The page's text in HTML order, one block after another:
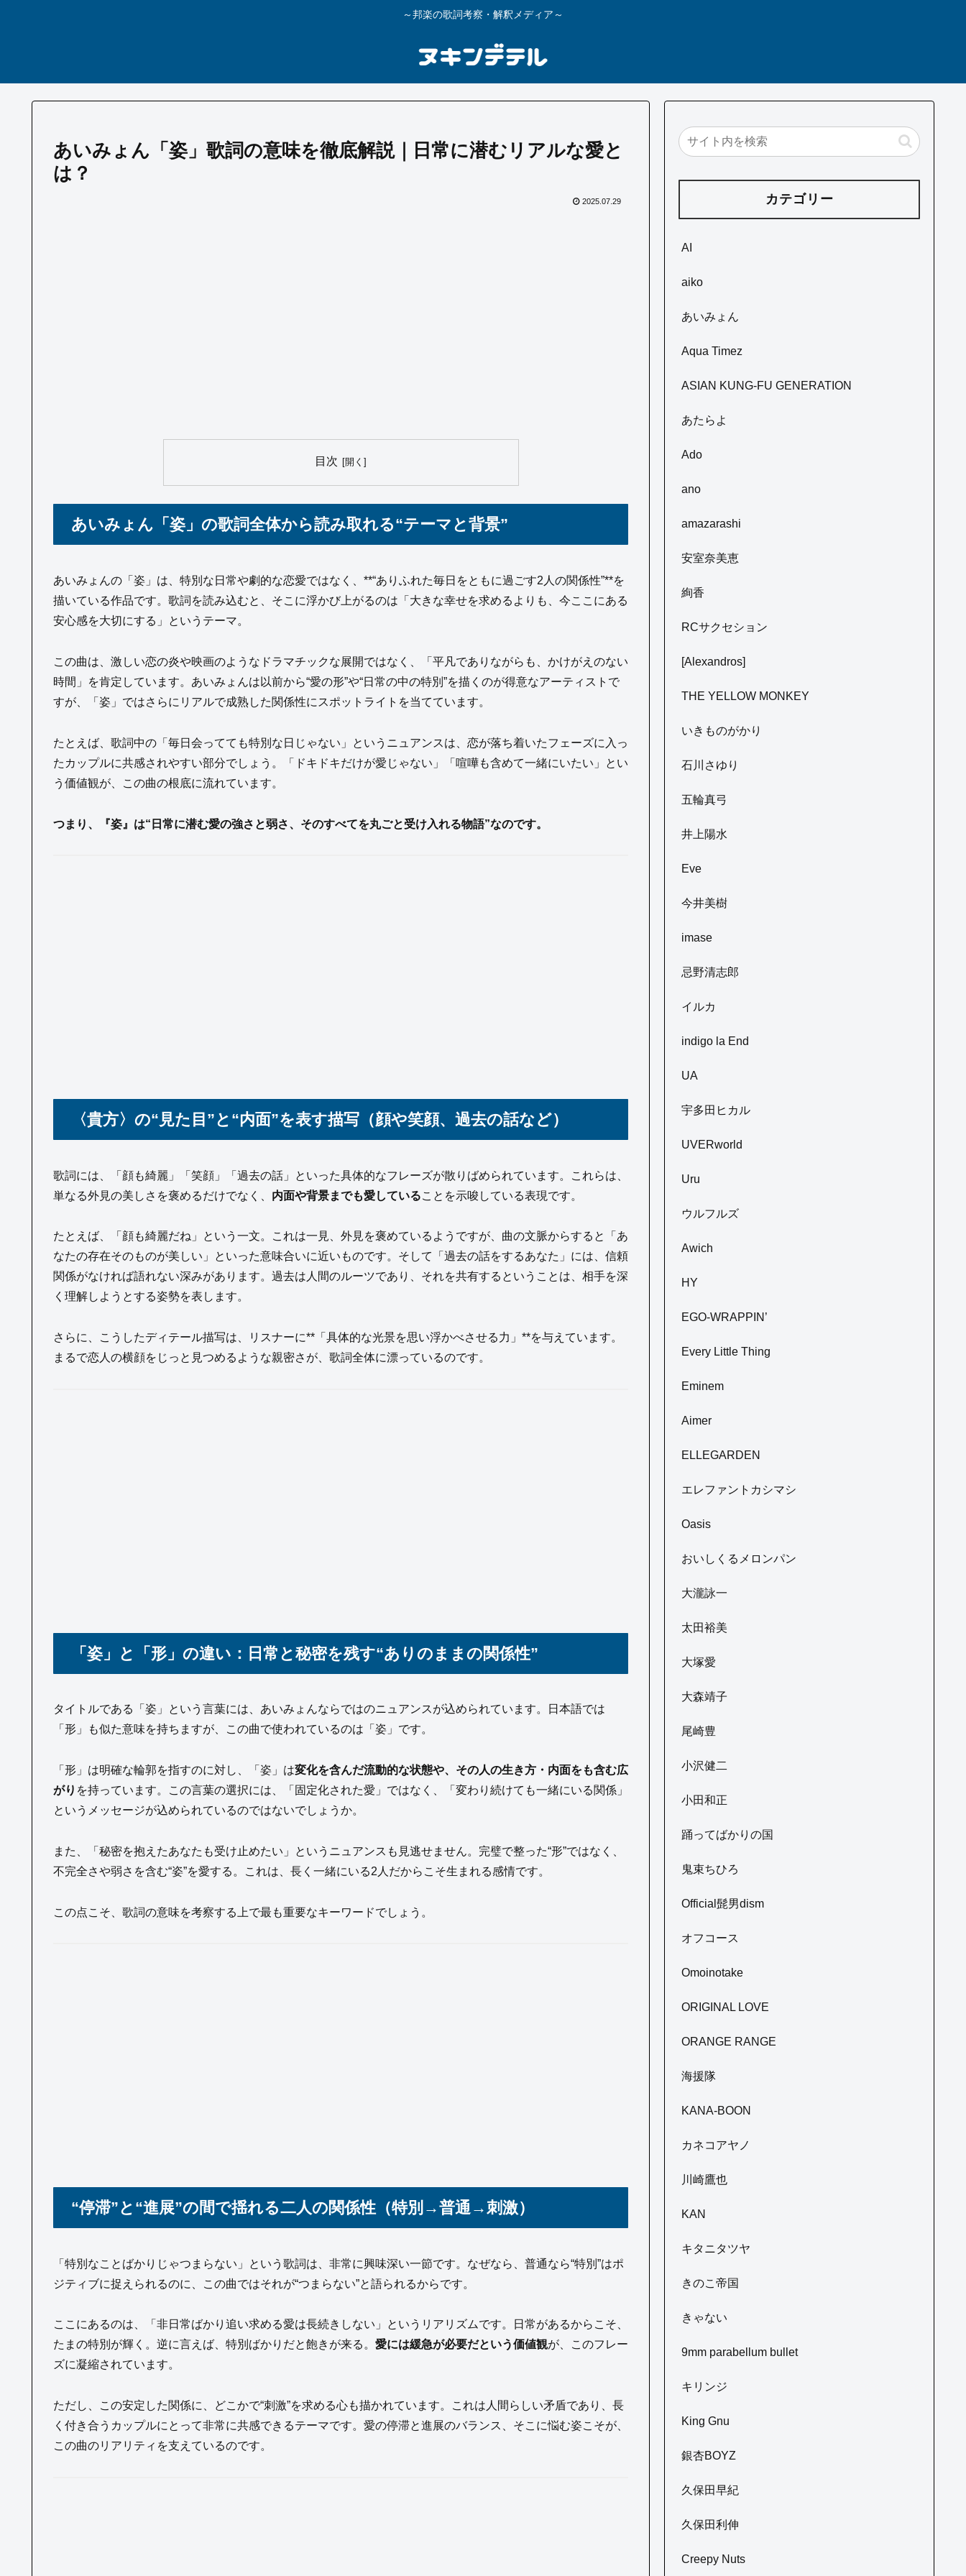
～邦楽の歌詞考察・解釈メディア～
あいみょん「姿」歌詞の意味を徹底解説｜日常に潜むリアルな愛と
は？
2025.07.29
目次
あいみょん「姿」の歌詞全体から読み取れる“テーマと背景”
あいみょんの「姿」は、特別な日常や劇的な恋愛ではなく、**“ありふれた毎日をともに過ごす2人の関係性”**を
描いている作品です。歌詞を読み込むと、そこに浮かび上がるのは「大きな幸せを求めるよりも、今ここにある
安心感を大切にする」というテーマ。
この曲は、激しい恋の炎や映画のようなドラマチックな展開ではなく、「平凡でありながらも、かけがえのない
時間」を肯定しています。あいみょんは以前から“愛の形”や“日常の中の特別”を描くのが得意なアーティストで
すが、「姿」ではさらにリアルで成熟した関係性にスポットライトを当てています。
たとえば、歌詞中の「毎日会ってても特別な日じゃない」というニュアンスは、恋が落ち着いたフェーズに入っ
たカップルに共感されやすい部分でしょう。「ドキドキだけが愛じゃない」「喧嘩も含めて一緒にいたい」とい
う価値観が、この曲の根底に流れています。
つまり、『姿』は“日常に潜む愛の強さと弱さ、そのすべてを丸ごと受け入れる物語”なのです。
〈貴方〉の“見た目”と“内面”を表す描写（顔や笑顔、過去の話など）
歌詞には、「顔も綺麗」「笑顔」「過去の話」といった具体的なフレーズが散りばめられています。これらは、
単なる外見の美しさを褒めるだけでなく、 内面や背景までも愛していることを示唆している表現です。
たとえば、「顔も綺麗だね」という一文。これは一見、外見を褒めているようですが、曲の文脈からすると「あ
なたの存在そのものが美しい」といった意味合いに近いものです。そして「過去の話をするあなた」には、信頼
関係がなければ語れない深みがあります。過去は人間のルーツであり、それを共有するということは、相手を深
く理解しようとする姿勢を表します。
さらに、こうしたディテール描写は、リスナーに**「具体的な光景を思い浮かべさせる力」**を与えています。
まるで恋人の横顔をじっと見つめるような親密さが、歌詞全体に漂っているのです。
「姿」と「形」の違い：日常と秘密を残す“ありのままの関係性”
タイトルである「姿」という言葉には、あいみょんならではのニュアンスが込められています。日本語では
「形」も似た意味を持ちますが、この曲で使われているのは「姿」です。
「形」は明確な輪郭を指すのに対し、「姿」は変化を含んだ流動的な状態や、その人の生き方・内面をも含む広
がり を持っています。この言葉の選択には、「固定化された愛」ではなく、「変わり続けても一緒にいる関係」
というメッセージが込められているのではないでしょうか。
また、「秘密を抱えたあなたも受け止めたい」というニュアンスも見逃せません。完璧で整った“形”ではなく、
不完全さや弱さを含む“姿”を愛する。これは、長く一緒にいる2人だからこそ生まれる感情です。
この点こそ、歌詞の意味を考察する上で最も重要なキーワードでしょう。
“停滞”と“進展”の間で揺れる二人の関係性（特別→普通→刺激）
「特別なことばかりじゃつまらない」という歌詞は、非常に興味深い一節です。なぜなら、普通なら“特別”はポ
ジティブに捉えられるのに、この曲ではそれが“つまらない”と語られるからです。
ここにあるのは、「非日常ばかり追い求める愛は長続きしない」というリアリズムです。日常があるからこそ、
たまの特別が輝く。逆に言えば、特別ばかりだと飽きが来る。 愛には緩急が必要だという価値観が、このフレー
ズに凝縮されています。
ただし、この安定した関係に、どこかで“刺激”を求める心も描かれています。これは人間らしい矛盾であり、長
く付き合うカップルにとって非常に共感できるテーマです。愛の停滞と進展のバランス、そこに悩む姿こそが、
この曲のリアリティを支えているのです。
カテゴリー
AI
aiko
あいみょん
Aqua Timez
ASIAN KUNG-FU GENERATION
あたらよ
Ado
ano
amazarashi
安室奈美恵
絢香
RCサクセション
[Alexandros]
THE YELLOW MONKEY
いきものがかり
石川さゆり
五輪真弓
井上陽水
Eve
今井美樹
imase
忌野清志郎
イルカ
indigo la End
UA
宇多田ヒカル
UVERworld
Uru
ウルフルズ
Awich
HY
EGO-WRAPPIN’
Every Little Thing
Eminem
Aimer
ELLEGARDEN
エレファントカシマシ
Oasis
おいしくるメロンパン
大瀧詠一
太田裕美
大塚愛
大森靖子
尾崎豊
小沢健二
小田和正
踊ってばかりの国
鬼束ちひろ
Official髭男dism
オフコース
Omoinotake
ORIGINAL LOVE
ORANGE RANGE
海援隊
KANA-BOON
カネコアヤノ
川崎鷹也
KAN
キタニタツヤ
きのこ帝国
きゃない
9mm parabellum bullet
キリンジ
King Gnu
銀杏BOYZ
久保田早紀
久保田利伸
Creepy Nuts